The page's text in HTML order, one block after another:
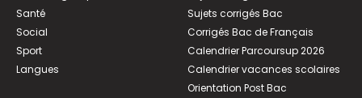
Santé
Social
Sport
Langues
Sujets corrigés Bac
Corrigés Bac de Français
Calendrier Parcoursup 2026
Calendrier vacances scolaires
Orientation Post Bac